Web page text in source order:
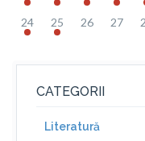
24 25 26 27
CATEGORII
Literatură